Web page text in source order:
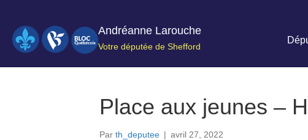
Andréanne Larouche
Votre députée de Shefford
Place aux jeunes –
Par th_deputee | avril 27, 2022